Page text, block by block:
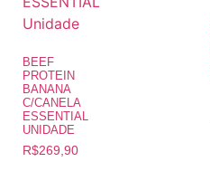
BEEF
PROTEIN
BANANA
C/CANELA
ESSENTIAL
UNIDADE
R$269,90